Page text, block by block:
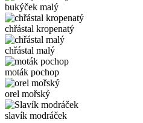
bukýček malý
chřástal kropenatý
chřástal malý
moták pochop
orel mořský
slavík modráček